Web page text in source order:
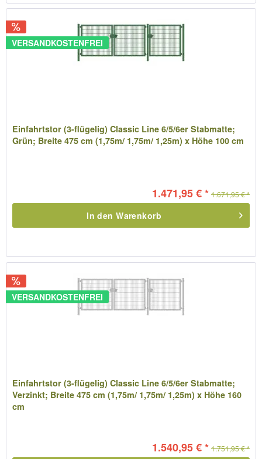
VERSANDKOSTENFREI
Einfahrtstor (3-flügelig) Classic Line 6/5/6er Stabmatte;
Grün; Breite 475 cm (1,75m/ 1,75m/ 1,25m) x Höhe 100 cm
1.471,95 € * 1.671,95 € *
In den Warenkorb
VERSANDKOSTENFREI
Einfahrtstor (3-flügelig) Classic Line 6/5/6er Stabmatte;
Verzinkt; Breite 475 cm (1,75m/ 1,75m/ 1,25m) x Höhe 160
cm
1.540,95 € * 1.751,95 € *